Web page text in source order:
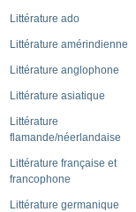
Littérature ado
Littérature amérindienne
Littérature anglophone
Littérature asiatique
Littérature
flamande/néerlandaise
Littérature française et
francophone
Littérature germanique